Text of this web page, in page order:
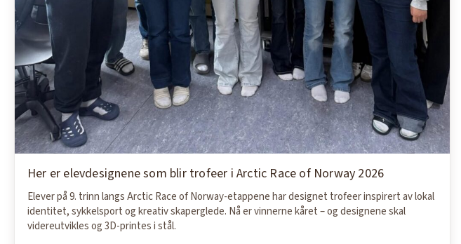
Her er elevdesignene som blir trofeer i Arctic Race of Norway 2026
Elever på 9. trinn langs Arctic Race of Norway-etappene har designet trofeer inspirert av lokal
identitet, sykkelsport og kreativ skaperglede. Nå er vinnerne kåret – og designene skal
videreutvikles og 3D-printes i stål.